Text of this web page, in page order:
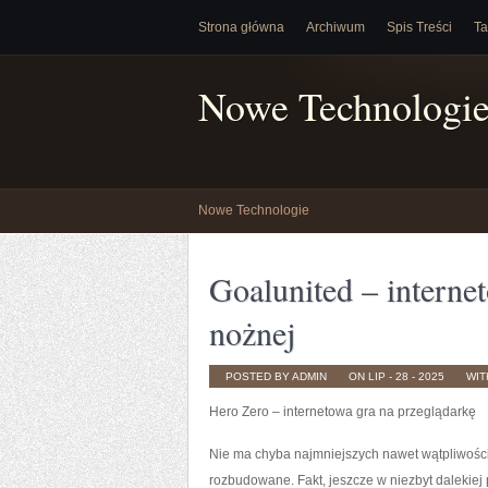
Strona główna Archiwum Spis Treści
Nowe
Nowe Technologie
Goalunited –
nożnej
POSTED BY ADMIN ON LIP - 28 - 2025
Hero Zero – internetowa gra na przeglądarkę
Nie ma chyba najmniejszych nawet
rozbudowane. Fakt, jeszcze w niezbyt dalekiej